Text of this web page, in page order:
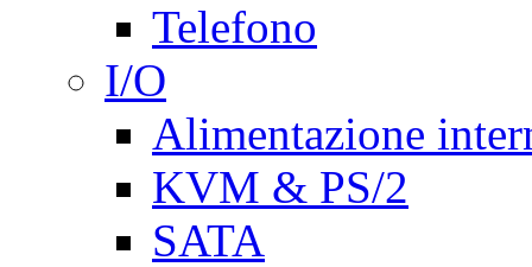
Telefono
I/O
Alimentazione
KVM & PS/2
SATA